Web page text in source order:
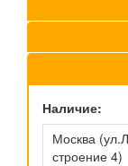
Наличие:
Москва
строение 4)